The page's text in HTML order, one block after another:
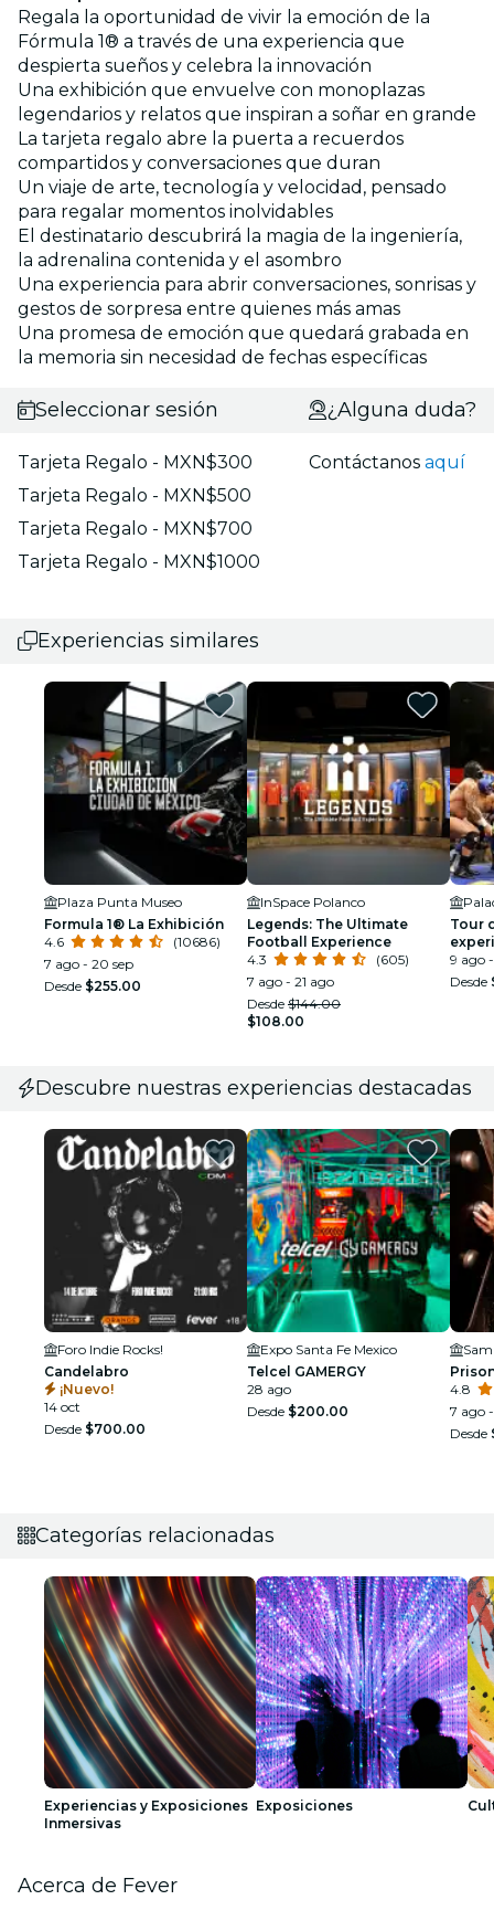
Regala la oportunidad de vivir la emoción de la
Fórmula 1® a través de una experiencia que
despierta sueños y celebra la innovación
Una exhibición que envuelve con monoplazas
legendarios y relatos que inspiran a soñar en grande
La tarjeta regalo abre la puerta a recuerdos
compartidos y conversaciones que duran
Un viaje de arte, tecnología y velocidad, pensado
para regalar momentos inolvidables
El destinatario descubrirá la magia de la ingeniería,
la adrenalina contenida y el asombro
Una experiencia para abrir conversaciones, sonrisas y
gestos de sorpresa entre quienes más amas
Una promesa de emoción que quedará grabada en
la memoria sin necesidad de fechas específicas
Seleccionar sesión
Tarjeta Regalo - MXN$300
Tarjeta Regalo - MXN$500
Tarjeta Regalo - MXN$700
Tarjeta Regalo - MXN$1000
¿Alguna duda?
Contáctanosaquí
Experiencias similares
Plaza Punta Museo
Formula 1® La Exhibición
4.6
(10686)
7 ago - 20 sep
Desde $255.00
InSpace Polanco
Legends: The Ultimate
Football Experience
4.3
(605)
7 ago - 21 ago
Desde $144.00
$108.00
Tour
9 ago
Desde
Descubre nuestras experiencias destacadas
Foro Indie Rocks!
Candelabro
¡Nuevo!
14 oct
Desde $700.00
Expo Santa Fe Mexico
Telcel GAMERGY
28 ago
Desde $200.00
4.8
7 ago
Desde
Categorías relacionadas
Experiencias y Exposiciones
Inmersivas
Exposiciones
Acerca de Fever